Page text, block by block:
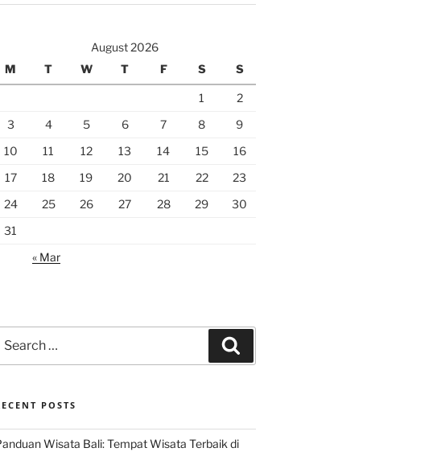
August 2026
M
T W T F S S
1
2
3
4 5 6 7 8
9
10
11 12 13 14 15
16
17
18 19 20 21 22
23
24
25 26 27 28 29
30
31
« Mar
for:
POSTS
Wisata Bali: Tempat Wisata Terbaik di